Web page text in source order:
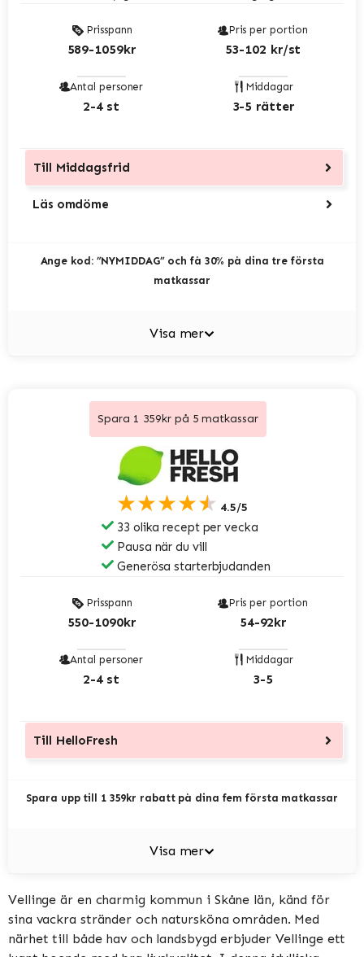
Prisspann
589-1059kr
Pris per portion
53-102 kr/st
Antal personer
2-4 st
Middagar
3-5 rätter
Till Middagsfrid
Läs omdöme
Ange kod: ”NYMIDDAG” och få 30% på dina tre första
matkassar
Visa mer
Spara 1 359kr på 5 matkassar
★★★★★ 4.5/5
33 olika recept per vecka
Pausa när du vill
Generösa starterbjudanden
Prisspann
550-1090kr
Pris per portion
54-92kr
Antal personer
2-4 st
Middagar
3-5
Till HelloFresh
Spara upp till 1 359kr rabatt på dina fem första matkassar
Visa mer
Vellinge är en charmig kommun i Skåne län, känd för
sina vackra stränder och natursköna områden. Med
närhet till både hav och landsbygd erbjuder Vellinge ett